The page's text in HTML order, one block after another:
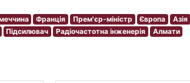
Франція Прем'єр-міністр Європа
Азія
Підсилювач Радіочастотна інженерія
Алмати